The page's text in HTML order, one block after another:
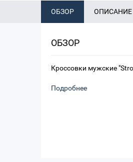
ОБЗОР ОПИСАНИЕ
ОБЗОР
Кроссовки мужские
Подробнее